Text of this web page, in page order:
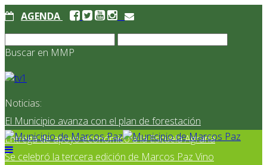
AGENDA
Buscar en MMP
Noticias:
El Municipio avanza con el plan de forestación
Entrega de apoyo económico a la Escuela Agraria
Se celebró la tercera edición de Marcos Paz Vino